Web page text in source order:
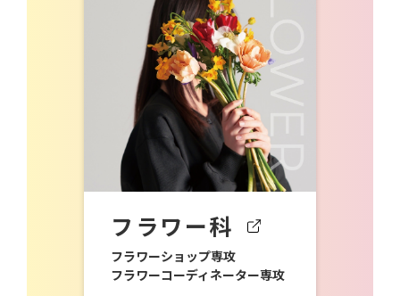
フラワー科
フラワーショップ専攻
フラワーコーディネーター専攻